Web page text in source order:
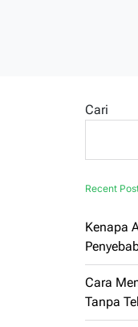
Cari
Recent
Kenapa
Cara
Tanpa